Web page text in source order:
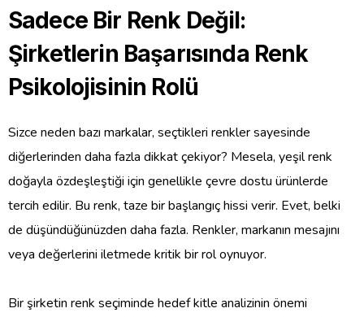
Sadece Bir Renk Değil:
Şirketlerin Başarısında Renk
Psikolojisinin Rolü
Sizce neden bazı markalar, seçtikleri renkler sayesinde
diğerlerinden daha fazla dikkat çekiyor? Mesela, yeşil renk
doğayla özdeşleştiği için genellikle çevre dostu ürünlerde
tercih edilir. Bu renk, taze bir başlangıç hissi verir. Evet, belki
de düşündüğünüzden daha fazla. Renkler, markanın mesajını
veya değerlerini iletmede kritik bir rol oynuyor.
Bir şirketin renk seçiminde hedef kitle analizinin önemi